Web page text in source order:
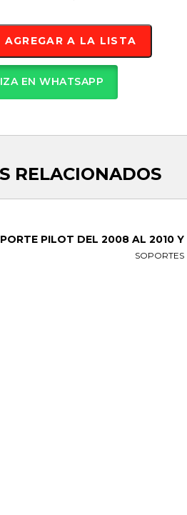
AGREGAR A LA LISTA
EN WHATSAPP
RELACIONADOS
PILOT DEL 2008 AL 2010
SOPORTES